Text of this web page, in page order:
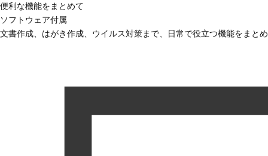
便利な機能をまとめて
ソフトウェア付属
文書作成、はがき作成、ウイルス対策まで、日常で役立つ機能をまと